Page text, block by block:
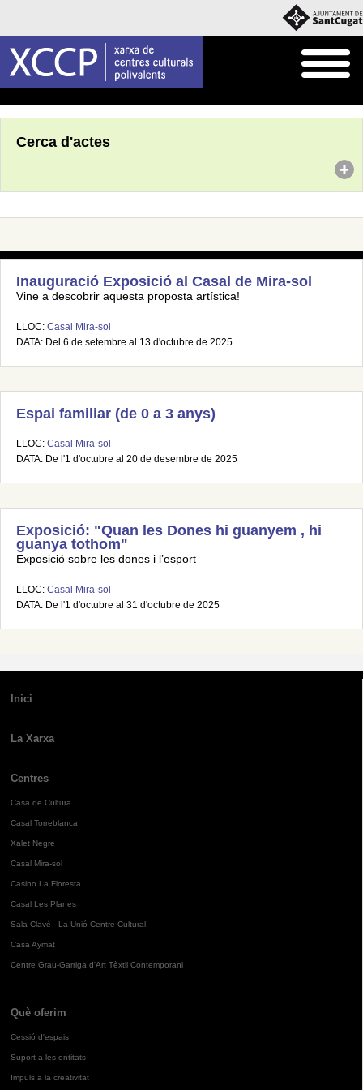
Cerca d'actes
Inauguració Exposició al Casal de Mira-sol
Vine a descobrir aquesta proposta artística!
LLOC: Casal Mira-sol
DATA: Del 6 de setembre al 13 d'octubre de 2025
Espai familiar (de 0 a 3 anys)
LLOC: Casal Mira-sol
DATA: De l'1 d'octubre al 20 de desembre de 2025
Exposició: "Quan les Dones hi guanyem , hi
guanya tothom"
Exposició sobre les dones i l’esport
LLOC: Casal Mira-sol
DATA: De l'1 d'octubre al 31 d'octubre de 2025
Inici
La Xarxa
Centres
Casa de Cultura
Casal Torreblanca
Xalet Negre
Casal Mira-sol
Casino La Floresta
Casal Les Planes
Sala Clavé - La Unió Centre Cultural
Casa Aymat
Centre Grau-Garriga d'Art Tèxtil Contemporani
Què oferim
Cessió d'espais
Suport a les entitats
Impuls a la creativitat